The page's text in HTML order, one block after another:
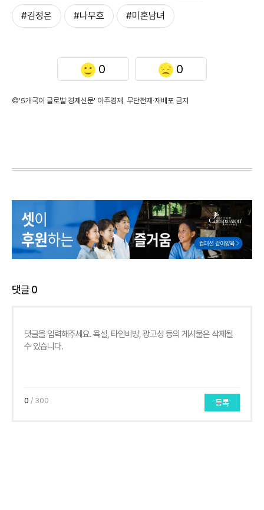
#김정은 #나무호 #미혼남녀
0 0
©'5개국어 글로벌 경제신문' 아주경제. 무단전재·재배포 금지
댓글0
0 / 300 등록